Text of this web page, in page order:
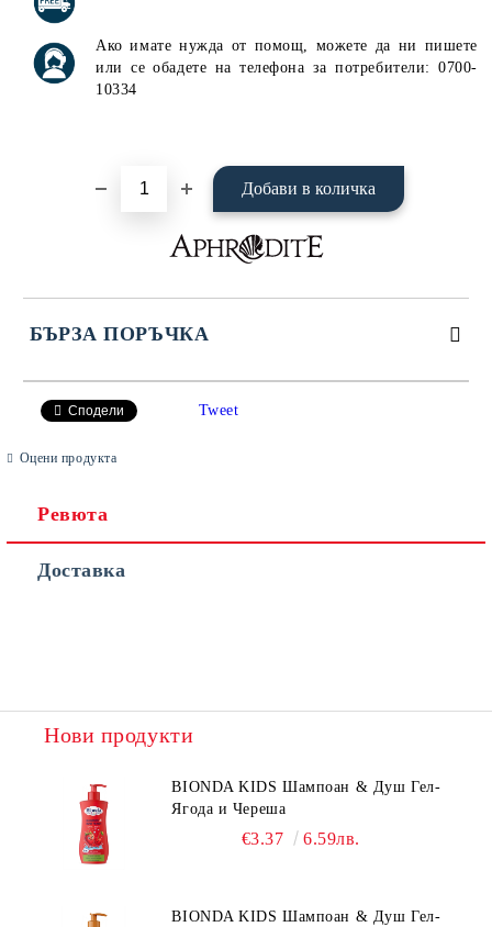
Ако имате нужда от помощ, можете да ни пишете
или се обадете на телефона за потребители: 0700-
10334
БЪРЗА ПОРЪЧКА
Сподели Tweet
Оцени продукта
Ревюта
Доставка
Нови продукти
BIONDA KIDS Шампоан & Душ Гел-
Ягода и Череша
€3.37 6.59лв.
BIONDA KIDS Шампоан & Душ Гел-